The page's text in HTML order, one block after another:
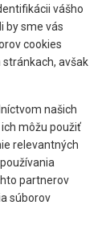
vášho
by sme vás
cookies
avšak
našich
môžu použiť
relevantných
partnerov
súborov